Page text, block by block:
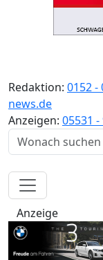
Redaktion: 0152 -
news.de
Anzeigen: 05531
Anzeige